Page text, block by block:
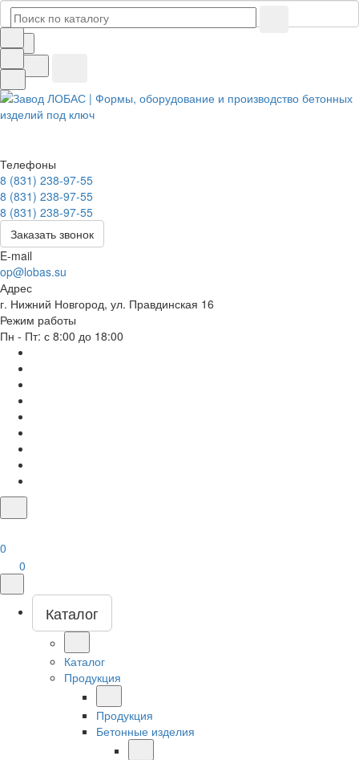
Телефоны
8 (831) 238-97-55
8 (831) 238-97-55
8 (831) 238-97-55
Заказать звонок
E-mail
op@lobas.su
Адрес
г. Нижний Новгород, ул. Правдинская 16
Режим работы
Пн - Пт: с 8:00 до 18:00
0
0
Каталог
Каталог
Продукция
Продукция
Бетонные изделия